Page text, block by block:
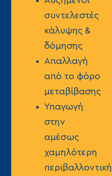
συντελεστές
κάλυψης &
δόμησης
Απαλλαγή
από το φόρο
μεταβίβασης
Υπαγωγή
στην
αμέσως
χαμηλότερη
περιβαλλοντική